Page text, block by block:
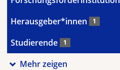
Herausgeber*innen 1
Studierende 1
Mehr zeigen